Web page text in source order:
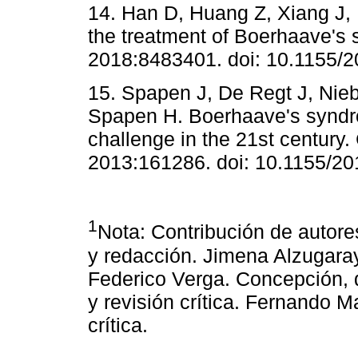
14. Han D, Huang Z, Xiang
the treatment of Boerhaave's
2018:8483401. doi: 10.1155/
15. Spapen J, De Regt J,
Spapen H. Boerhaave's
challenge in the 21st
2013:161286. doi: 10.1155/
1Nota: Contribución de
y redacción. Jimena
Federico Verga.
y revisión crítica. Fernando
crítica.